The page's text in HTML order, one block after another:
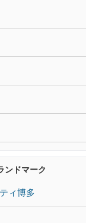
ンドマーク
ィ博多